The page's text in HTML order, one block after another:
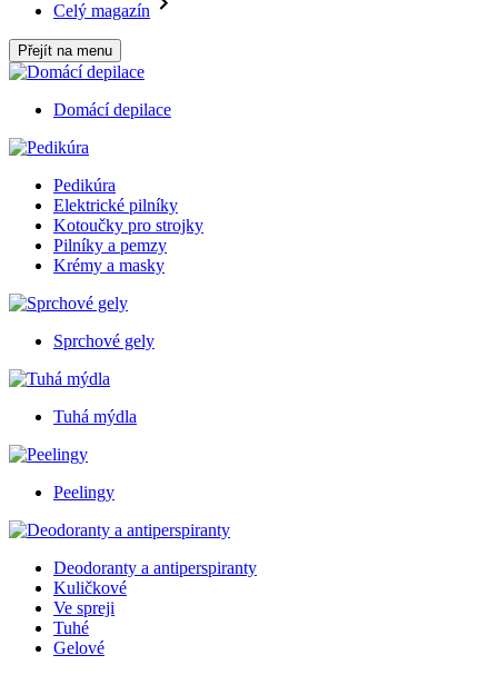
Celý magazín
Přejít na menu
Domácí depilace
Pedikúra
Elektrické pilníky
Kotoučky pro strojky
Pilníky a pemzy
Krémy a masky
Sprchové gely
Tuhá mýdla
Peelingy
Deodoranty a antiperspiranty
Kuličkové
Ve spreji
Tuhé
Gelové